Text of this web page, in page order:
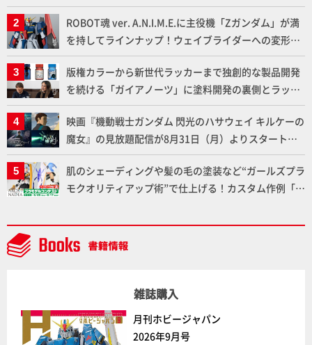
りに!!【試し読み】
ROBOT魂 ver. A.N.I.M.E.に主役機「Zガンダム」が満
を持してラインナップ！ウェイブライダーへの変形、
劇中どおりのプロポーションを再現【機動戦士Zガン
ダム】
版権カラーから新世代ラッカーまで独創的な製品開発
を続ける「ガイアノーツ」に塗料開発の裏側とラッカ
ー塗料の未来についてインタビュー！
映画『機動戦士ガンダム 閃光のハサウェイ キルケーの
魔女』の見放題配信が8月31日（月）よりスタート！
Prime Videoで国内独占配信
肌のシェーディングや髪の毛の塗装など“ガールズプラ
モクオリティアップ術”で仕上げる！カスタム作例「白
デルコンテスト」～8月17日（月）11:59まで応募受付
中】
雑誌購入
月刊ホビージャパン
2026年9月号